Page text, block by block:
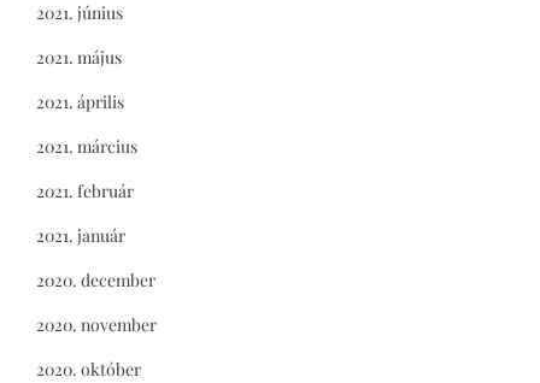
2021. június
2021. május
2021. április
2021. március
2021. február
2021. január
2020. december
2020. november
2020. október